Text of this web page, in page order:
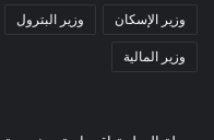
وزير الإسكان وزير البترول
وزير المالية